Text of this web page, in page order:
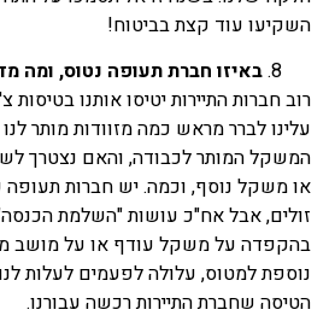
השקיעו עוד קצת בביטוח!
באיזו חברת תעופה נטוס, ומה
רוב חברות התיירות יטיסו אותנו
עלינו לברר מראש כמה מזוודות מותר
המשקל המותר לכבודה, והאם נצטרך
או משקל נוסף, וכמה. יש חברות תעופה
זולים, אבל אח"כ עושות "השלמת
בהקפדה על משקל עודף או על מושב
נוספת למטוס, עלולה לפעמים לעלות
הטיסה שחברת התיירות רכשה עבורנו.